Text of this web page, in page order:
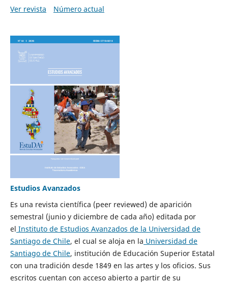
Ver revista
Número actual
Estudios Avanzados
Es una revista científica (peer reviewed) de aparición
semestral (junio y diciembre de cada año) editada por
el Instituto de Estudios Avanzados de la Universidad de
Santiago de Chile, el cual se aloja en la Universidad de
Santiago de Chile, institución de Educación Superior Estatal
con una tradición desde 1849 en las artes y los oficios. Sus
escritos cuentan con acceso abierto a partir de su